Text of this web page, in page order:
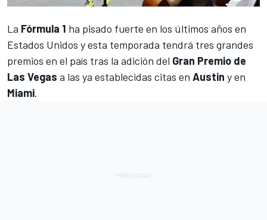
La Fórmula 1 ha pisado fuerte en los últimos años en
Estados Unidos y esta temporada tendrá tres grandes
premios en el país tras la adición del Gran Premio de
Las Vegas a las ya establecidas citas en Austin y en
Miami.